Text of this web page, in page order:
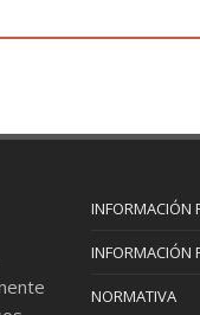
INFORMACIÓN
INFORMACIÓN
NORMATIVA